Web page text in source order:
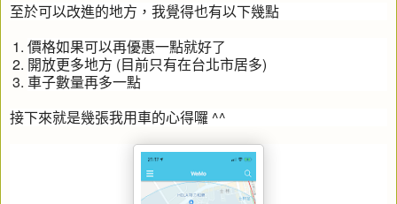
至於可以改進的地方，我覺得也有以下幾點
價格如果可以再優惠一點就好了
開放更多地方 (目前只有在台北市居多)
車子數量再多一點
接下來就是幾張我用車的心得囉 ^^